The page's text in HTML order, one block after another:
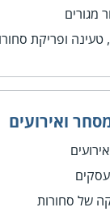
מגורים
ופריקת
ואירועים
של סחורות